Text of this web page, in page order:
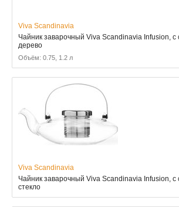
Viva Scandinavia
Чайник заварочный Viva Scandinavia Infusion, с
дерево
Объём: 0.75, 1.2 л
Viva Scandinavia
Чайник заварочный Viva Scandinavia Infusion, с
стекло